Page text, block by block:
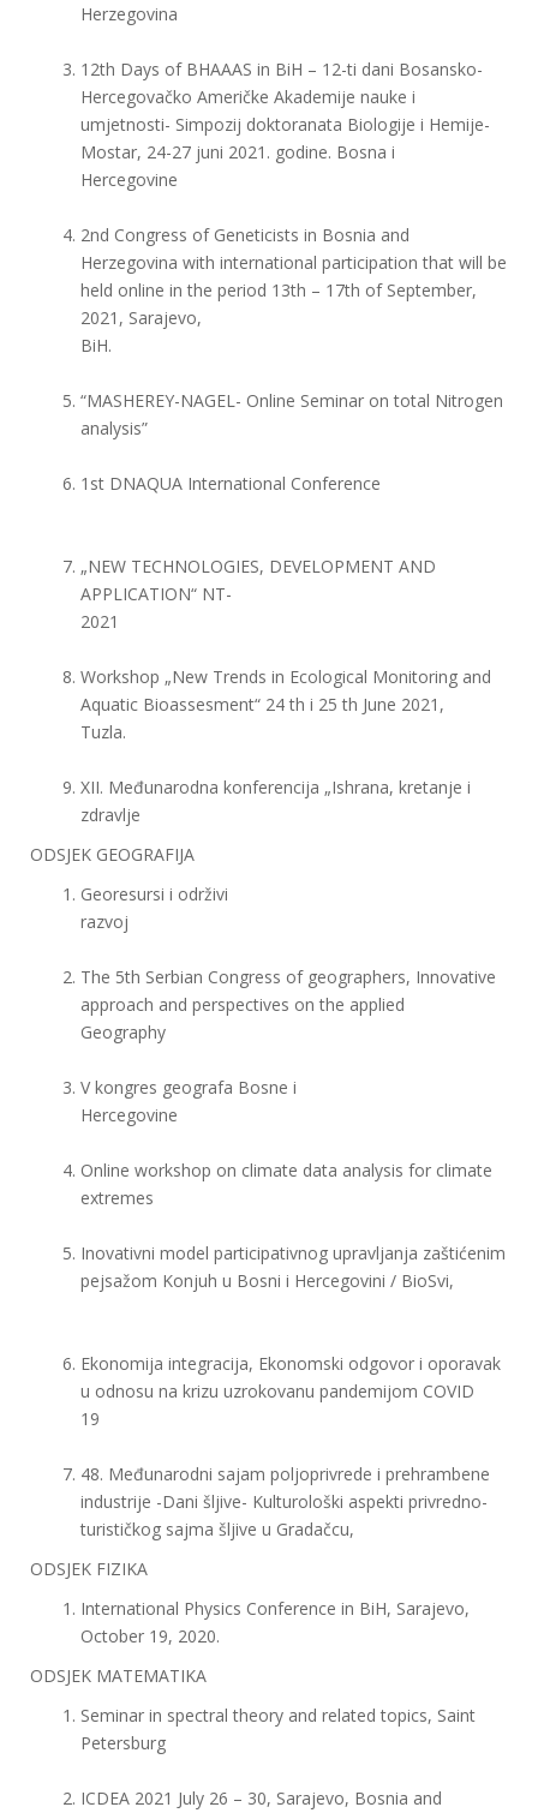
Herzegovina
12th Days of BHAAAS in BiH – 12-ti dani Bosansko-
Hercegovačko Američke Akademije nauke i
umjetnosti- Simpozij doktoranata Biologije i Hemije-
Mostar, 24-27 juni 2021. godine. Bosna i
Hercegovine
2nd Congress of Geneticists in Bosnia and
Herzegovina with international participation that will be
held online in the period 13th – 17th of September,
2021, Sarajevo,
BiH.
“MASHEREY-NAGEL- Online Seminar on total Nitrogen
analysis”
1st DNAQUA International Conference
„NEW TECHNOLOGIES, DEVELOPMENT AND
APPLICATION“ NT-
2021
Workshop „New Trends in Ecological Monitoring and
Aquatic Bioassesment“ 24 th i 25 th June 2021,
Tuzla.
XII. Međunarodna konferencija „Ishrana, kretanje i
zdravlje
ODSJEK GEOGRAFIJA
Georesursi i održivi
razvoj
The 5th Serbian Congress of geographers, Innovative
approach and perspectives on the applied
Geography
V kongres geografa Bosne i
Hercegovine
Online workshop on climate data analysis for climate
extremes
Inovativni model participativnog upravljanja zaštićenim
pejsažom Konjuh u Bosni i Hercegovini / BioSvi,
Ekonomija integracija, Ekonomski odgovor i oporavak
u odnosu na krizu uzrokovanu pandemijom COVID
19
48. Međunarodni sajam poljoprivrede i prehrambene
industrije -Dani šljive- Kulturološki aspekti privredno-
turističkog sajma šljive u Gradačcu,
ODSJEK FIZIKA
International Physics Conference in BiH, Sarajevo,
October 19, 2020.
ODSJEK MATEMATIKA
Seminar in spectral theory and related topics, Saint
Petersburg
ICDEA 2021 July 26 – 30, Sarajevo, Bosnia and